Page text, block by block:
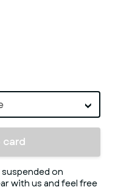
on
with us and feel free